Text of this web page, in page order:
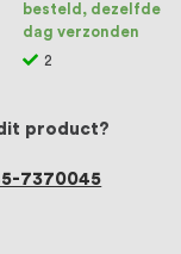
product?
7370045
besteld, dezelfde
dag verzonden
2